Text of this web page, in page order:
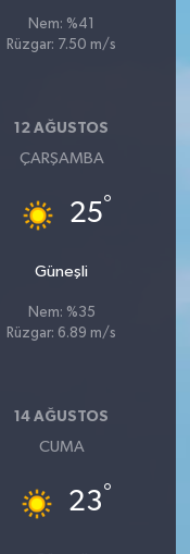
Nem: %41
Rüzgar: 7.50 m/s
12 AĞUSTOS
ÇARŞAMBA
25°
Güneşli
Nem: %35
Rüzgar: 6.89 m/s
14 AĞUSTOS
CUMA
23°